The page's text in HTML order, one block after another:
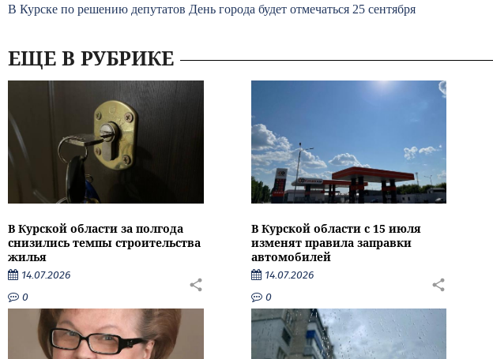
В Курске по решению депутатов День города будет отмечаться 25 сентября
ЕЩЕ В РУБРИКЕ
В Курской области за полгода
снизились темпы строительства
жилья
14.07.2026
0
В Курской области с 15 июля
изменят правила заправки
автомобилей
14.07.2026
0